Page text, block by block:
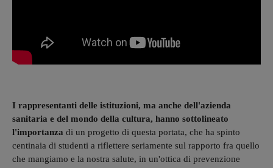
I rappresentanti delle istituzioni, ma anche dell'azienda
sanitaria e del mondo della cultura, hanno sottolineato
l'importanza di un progetto di questa portata, che ha spinto
centinaia di studenti a riflettere seriamente sul rapporto fra quello
che mangiamo e la nostra salute, in un'ottica di prevenzione